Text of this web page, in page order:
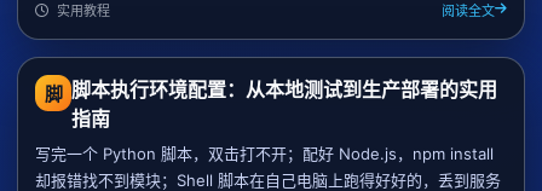
实用教程 阅读全文
脚 脚本执行环境配置：从本地测试到生产部署的实用
指南
写完一个 Python 脚本，双击打不开；配好 Node.js，npm install
却报错找不到模块；Shell 脚本在自己电脑上跑得好好的，丢到服务